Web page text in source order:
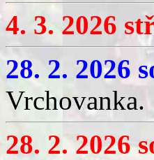
4. 3. 2026
28. 2. 2026
Vrchovanka.
28. 2. 2026